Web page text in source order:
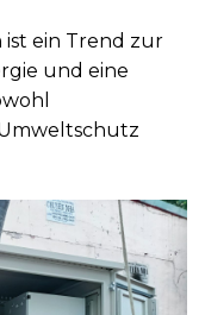
ist ein Trend zur
und eine